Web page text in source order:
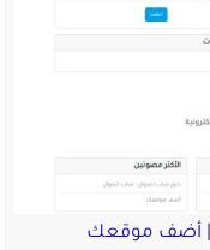
| أضف موقعك